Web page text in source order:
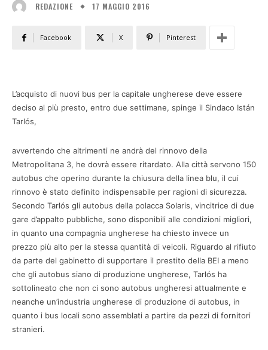
REDAZIONE 17 MAGGIO 2016
Facebook X Pinterest
L’acquisto di nuovi bus per la capitale ungherese deve essere
deciso al più presto, entro due settimane, spinge il Sindaco Istán
Tarlós,
avvertendo che altrimenti ne andrà del rinnovo della
Metropolitana 3, he dovrà essere ritardato. Alla città servono 150
autobus che operino durante la chiusura della linea blu, il cui
rinnovo è stato definito indispensabile per ragioni di sicurezza.
Secondo Tarlós gli autobus della polacca Solaris, vincitrice di due
gare d’appalto pubbliche, sono disponibili alle condizioni migliori,
in quanto una compagnia ungherese ha chiesto invece un
prezzo più alto per la stessa quantità di veicoli. Riguardo al rifiuto
da parte del gabinetto di supportare il prestito della BEI a meno
che gli autobus siano di produzione ungherese, Tarlós ha
sottolineato che non ci sono autobus ungheresi attualmente e
neanche un’industria ungherese di produzione di autobus, in
quanto i bus locali sono assemblati a partire da pezzi di fornitori
stranieri.